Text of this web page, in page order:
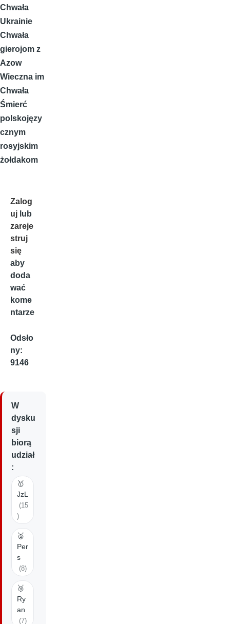
Chwała
Ukrainie
Chwała
gierojom z
Azow
Wieczna im
Chwała
Śmierć
polskojęzy
cznym
rosyjskim
żołdakom
Zalog
uj lub
zareje
struj
się
aby
doda
wać
kome
ntarze
Odsło
ny:
9146
W
dysku
sji
biorą
udział
:
🥇
JzL
(15
)
🥈
Per
s
(8)
🥉
Ry
an
(7)